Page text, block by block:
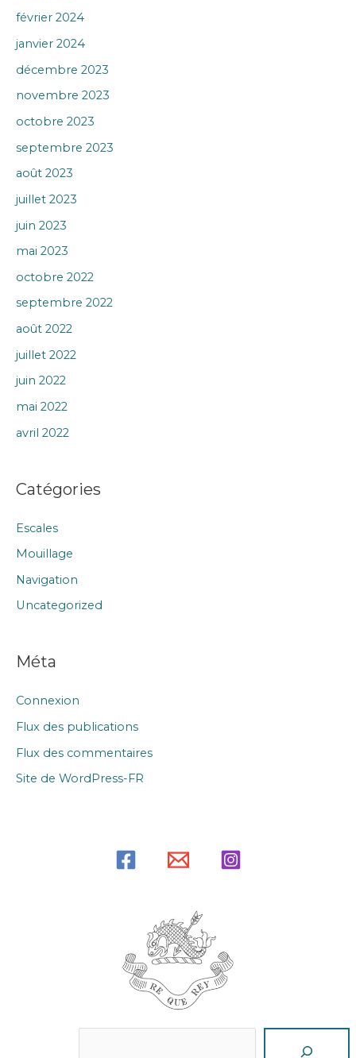
février 2024
janvier 2024
décembre 2023
novembre 2023
octobre 2023
septembre 2023
août 2023
juillet 2023
juin 2023
mai 2023
octobre 2022
septembre 2022
août 2022
juillet 2022
juin 2022
mai 2022
avril 2022
Catégories
Escales
Mouillage
Navigation
Uncategorized
Méta
Connexion
Flux des publications
Flux des commentaires
Site de WordPress-FR